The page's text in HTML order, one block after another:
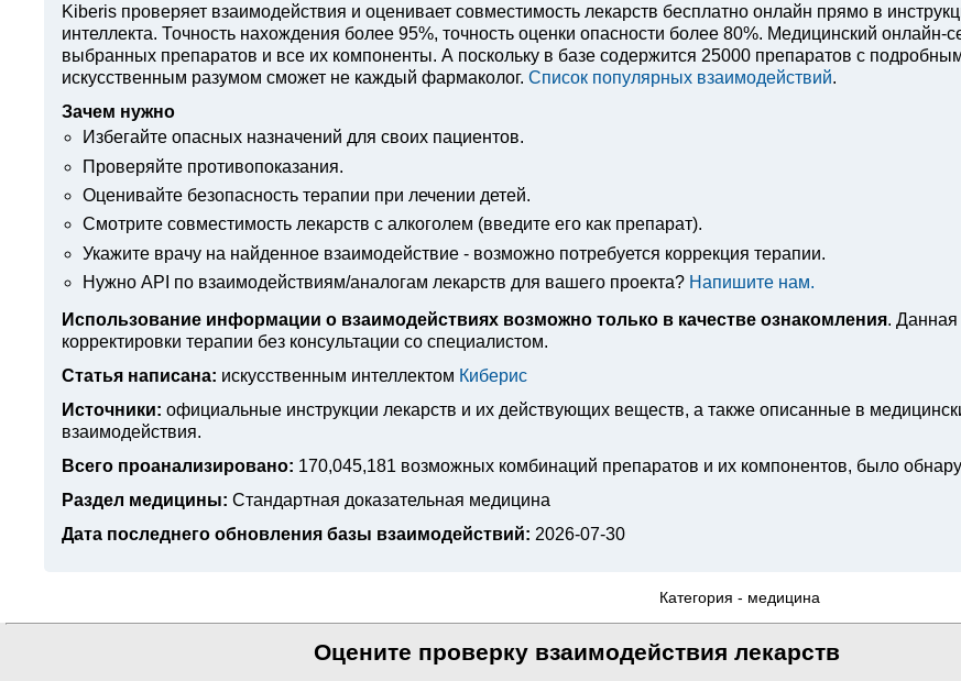
Kiberis проверяет взаимодействия и оценивает совместимость лекарств бесплатно онлайн прямо в
интеллекта. Точность нахождения более 95%, точность оценки опасности более 80%. Медицинский
выбранных препаратов и все их компоненты. А поскольку в базе содержится 25000 препаратов с
искусственным разумом сможет не каждый фармаколог.Список популярных взаимодействий.
Зачем нужно
Избегайте опасных назначений для своих пациентов.
Проверяйте противопоказания.
Оценивайте безопасность терапии при лечении детей.
Смотрите совместимость лекарств с алкоголем (введите его как препарат).
Укажите врачу на найденное взаимодействие - возможно потребуется коррекция терапии.
Нужно API по взаимодействиям/аналогам лекарств для вашего проекта? Напишите нам.
Использование информации о взаимодействиях возможно только в качестве ознакомления.
корректировки терапии без консультации со специалистом.
Статья написана: искусственным интеллектом Киберис
Источники: официальные инструкции лекарств и их действующих веществ, а также описанные в
взаимодействия.
Всего проанализировано: 170,045,181 возможных комбинаций препаратов и их компонентов, было
Раздел медицины: Стандартная доказательная медицина
Дата последнего обновления базы взаимодействий: 2026-07-30
Категория - медицина
Оцените проверку взаимодействия лекарств